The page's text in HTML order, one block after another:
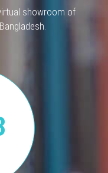
showroom of